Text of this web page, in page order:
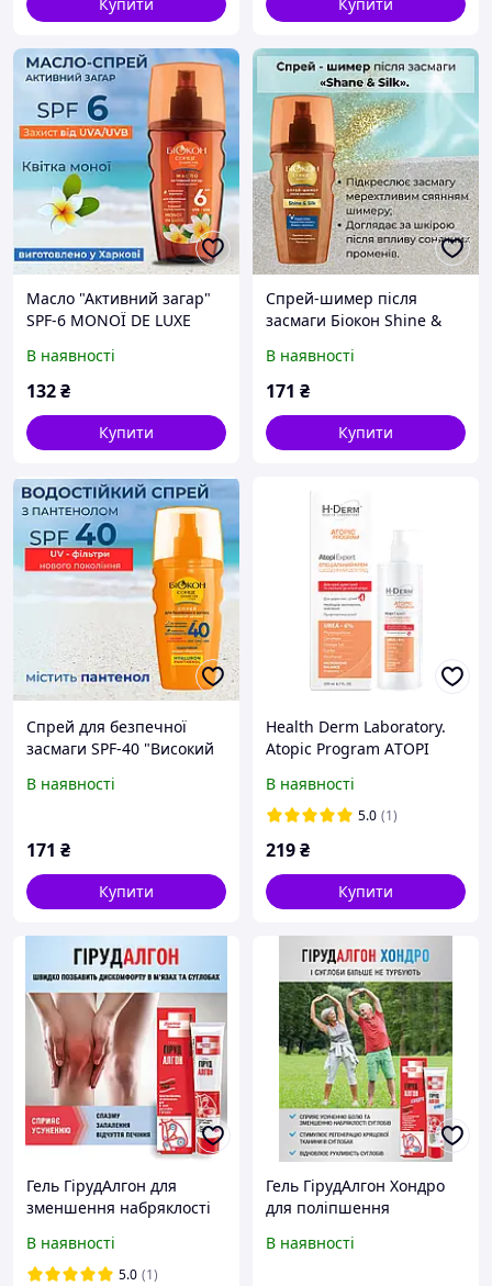
Масло "Активний загар"
SPF-6 MONOЇ DE LUXE
В наявності
132₴
Купити
Спрей-шимер після
засмаги Біокон Shine &
В наявності
171 ₴
Купити
Спрей для безпечної
засмаги SPF-40 "Високий
В наявності
171 ₴
Купити
Health Derm Laboratory.
Atopic Program АTOPI
В наявності
5.0 (1)
219₴
Купити
Гель ГірудАлгон для
зменшення набряклості
суглобах та м'язах, 50 мл.
В наявності
5.0 (1)
Гель ГірудАлгон Хондро
для поліпшення
набряклості, болю в
В наявності